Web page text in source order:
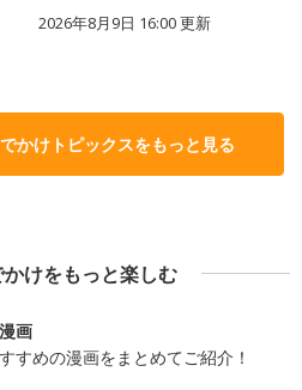
2026年8月9日 16:00更新
かけトピックスをもっと見る
けをもっと楽しむ
画
すめの漫画をまとめてご紹介！